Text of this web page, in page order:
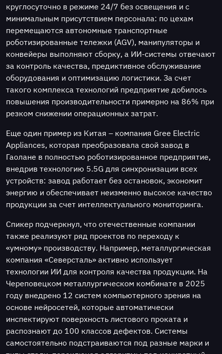
круглосуточно в режиме 24/7 без освещения и с
минимальным присутствием персонала: по цехам
перемещаются автономные транспортные
роботизированные тележки (AGV), манипуляторы и
конвейеры выполняют сборку, а ИИ-системы отвечают
за контроль качества, предиктивное обслуживание
оборудования и оптимизацию логистики. За счет
такого комплекса технологий предприятие добилось
повышения производительности примерно на 86% при
резком снижении операционных затрат.
Еще один пример из Китая – компания Gree Electric
Appliances, которая преобразовала свой завод в
Гаолане в полностью роботизированное предприятие,
внедрив технологию 5.5G для синхронизации всех
устройств: завод работает без остановок, экономит
энергию и обеспечивает неизменно высокое качество
продукции за счет интеллектуального мониторинга.
Спикер подчеркнул, что отечественные компании
также реализуют ряд проектов по переходу к
«умному» производству. Например, металлургическая
компания «Северсталь» активно использует
технологии ИИ для контроля качества продукции. На
Череповецком металлургическом комбинате в 2025
году внедрено 12 систем компьютерного зрения на
основе нейросетей, которые автоматически
инспектируют поверхность листового проката и
распознают до 100 классов дефектов. Системы
самостоятельно подстраиваются под разные марки и